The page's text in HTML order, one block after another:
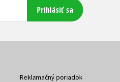
Prihlásiť sa
Reklamačný poriadok